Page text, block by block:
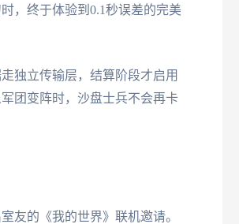
，终于体验到0.1秒误差的完美
独立传输层，结算阶段才启用
团变阵时，沙盘士兵不会再卡
友的《我的世界》联机邀请。